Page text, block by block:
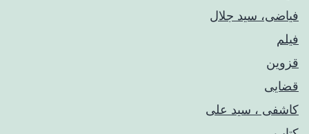
فیاضی، سید جلال
فیلم
قزوین
قضایی
کاشفی ، سید علی